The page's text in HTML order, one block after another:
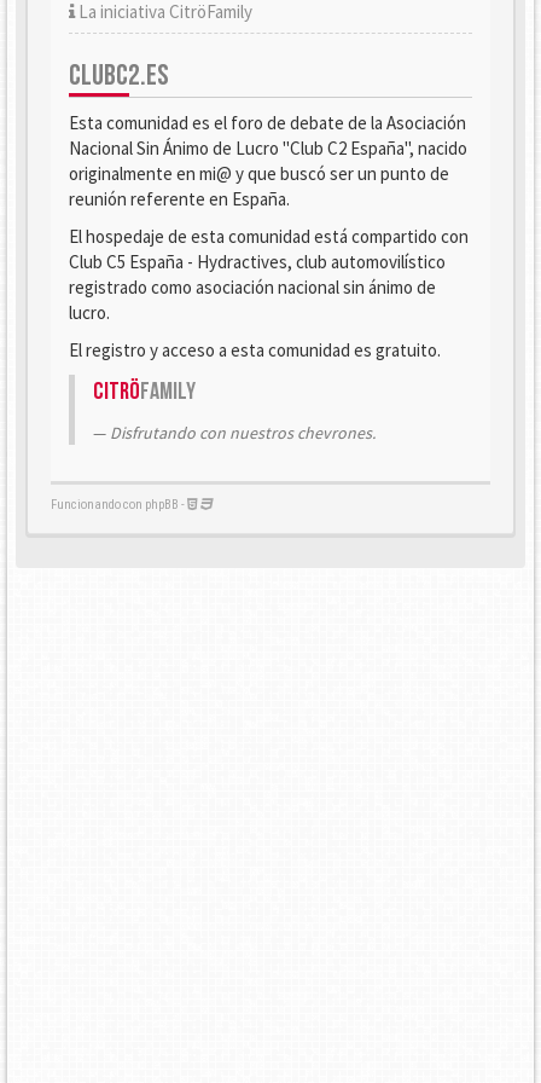
La iniciativa CitröFamily
CLUBC2.ES
Esta comunidad es el foro de debate de la Asociación
Nacional Sin Ánimo de Lucro "Club C2 España", nacido
originalmente en mi@ y que buscó ser un punto de
reunión referente en España.
El hospedaje de esta comunidad está compartido con
Club C5 España - Hydractives, club automovilístico
registrado como asociación nacional sin ánimo de
lucro.
El registro y acceso a esta comunidad es gratuito.
CitröFamily
Disfrutando con nuestros chevrones.
Funcionando con phpBB -